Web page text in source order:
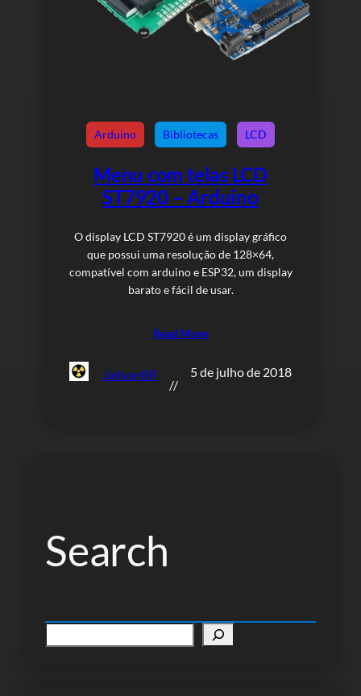
Arduino Bibliotecas LCD
Menu com telas LCD
ST7920 – Arduino
O display LCD ST7920 é um display gráfico
que possui uma resolução de 128×64,
compatível com arduino e ESP32, um display
barato e fácil de usar.
Read More
JailsonBR
//
5 de julho de 2018
Search
e